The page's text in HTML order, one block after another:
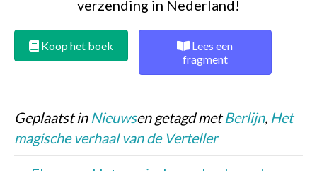
verzending in Nederland!
Koop het boek
Lees een
fragment
Geplaatst in Nieuwsen getagd metBerlijn, Het
magische verhaal van de Verteller